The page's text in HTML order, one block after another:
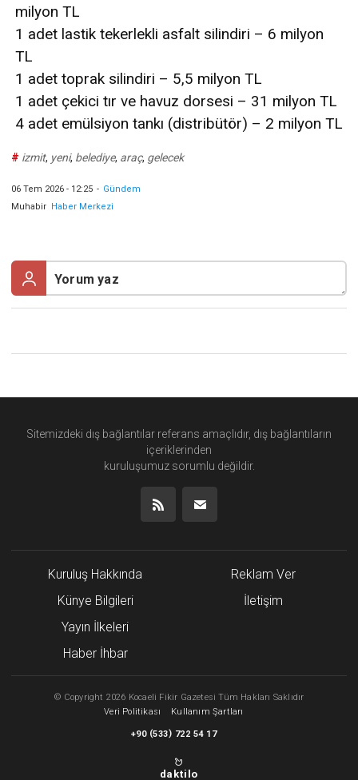
milyon TL
1 adet lastik tekerlekli asfalt silindiri – 6 milyon
TL
1 adet toprak silindiri – 5,5 milyon TL
1 adet çekici tır ve havuz dorsesi – 31 milyon TL
4 adet emülsiyon tankı (distribütör) – 2 milyon TL
# izmit, yeni, belediye, araç, gelecek
06 Tem 2026 - 12:25 - Gündem
Muhabir
Haber Merkezi
Sitemizdeki dış bağlantılar referans amaçlıdır, dış bağlantıların
içeriklerinden
kuruluşumuz sorumlu değildir.
Kuruluş Hakkında
Künye Bilgileri
Yayın İlkeleri
Haber İhbar
Reklam Ver
İletişim
© Copyright 2026 Kocaeli Fikir Gazetesi Tüm Hakları Saklıdır
Veri Politikası
Kullanım Şartları
+90 (533) 722 54 17
daktilo